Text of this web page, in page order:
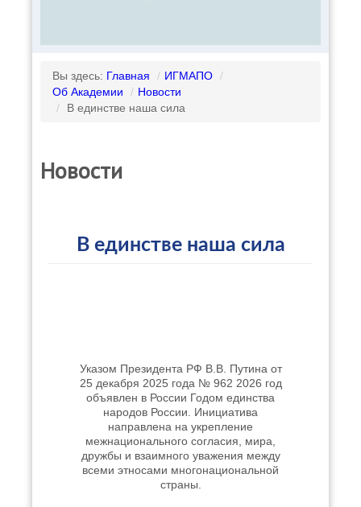
Вы здесь: Главная / ИГМАПО
/
Об Академии
/ Новости
/
В единстве наша сила
Новости
В единстве наша сила
Указом Президента РФ В.В. Путина от
25 декабря 2025 года № 962 2026 год
объявлен в России Годом единства
народов России. Инициатива
направлена на укрепление
межнационального согласия, мира,
дружбы и взаимного уважения между
всеми этносами многонациональной
страны.